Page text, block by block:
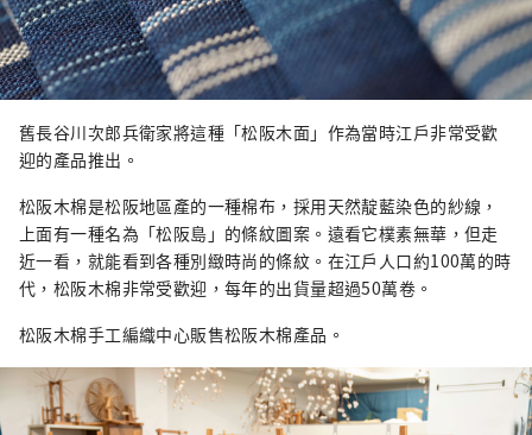
舊長谷川次郎兵衛家將這種「松阪木面」作為當時江戶非常受歡
迎的產品推出。
松阪木棉是松阪地區產的一種棉布，採用天然靛藍染色的紗線，
上面有一種名為「松阪島」的條紋圖案。遠看它樸素無華，但走
近一看，就能看到各種別緻時尚的條紋。在江戶人口約100萬的時
代，松阪木棉非常受歡迎，每年的出貨量超過50萬卷。
松阪木棉手工編織中心販售松阪木棉產品。